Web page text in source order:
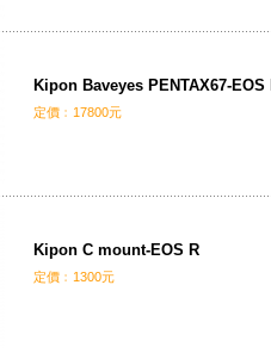
Kipon Baveyes PENTAX67-EOS
定價﹕17800元
Kipon C mount-EOS R
定價﹕1300元